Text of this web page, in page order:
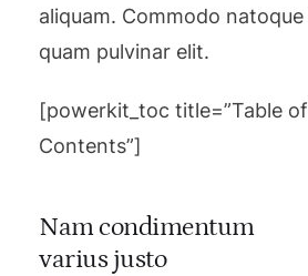
aliquam. Commodo natoque
quam pulvinar elit.
[powerkit_toc title=”Table of
Contents”]
Nam condimentum
varius justo